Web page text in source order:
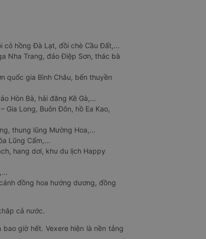
cỏ hồng Đà Lạt, đồi chè Cầu Đất,...
Nha Trang, đảo Điệp Sơn, thác bà
quốc gia Bình Châu, bến thuyền
Hòn Bà, hải đăng Kê Gà,...
Gia Long, Buôn Đôn, hồ Ea Kao,
thung lũng Mường Hoa,...
Lũng Cẩm,...
hang dơi, khu du lịch Happy
đồng hoa hướng dương, đồng
cả nước.
giờ hết. Vexere hiện là nền tảng